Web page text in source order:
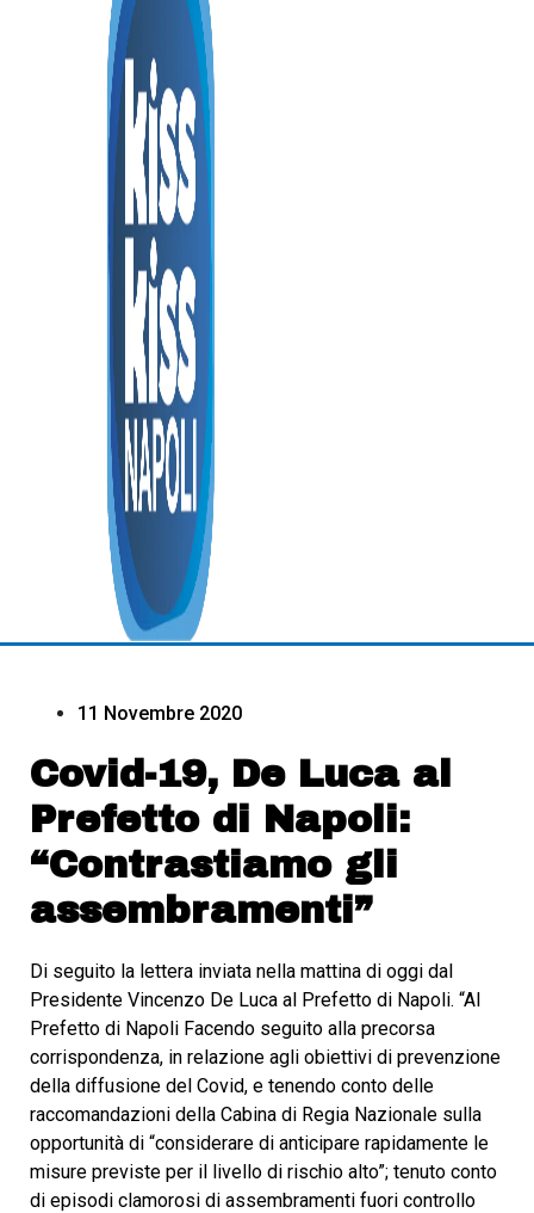
11 Novembre 2020
Covid-19, De Luca al
Prefetto di Napoli:
“Contrastiamo gli
assembramenti”
Di seguito la lettera inviata nella mattina di oggi dal
Presidente Vincenzo De Luca al Prefetto di Napoli. “Al
Prefetto di Napoli Facendo seguito alla precorsa
corrispondenza, in relazione agli obiettivi di prevenzione
della diffusione del Covid, e tenendo conto delle
raccomandazioni della Cabina di Regia Nazionale sulla
opportunità di “considerare di anticipare rapidamente le
misure previste per il livello di rischio alto”; tenuto conto
di episodi clamorosi di assembramenti fuori controllo